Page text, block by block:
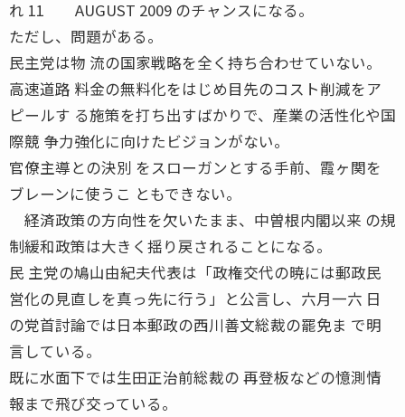
れ 11 AUGUST 2009 のチャンスになる。
ただし、問題がある。
民主党は物 流の国家戦略を全く持ち合わせていない。
高速道路 料金の無料化をはじめ目先のコスト削減をア
ピールす る施策を打ち出すばかりで、産業の活性化や国
際競 争力強化に向けたビジョンがない。
官僚主導との決別 をスローガンとする手前、霞ヶ関を
ブレーンに使うこ ともできない。
経済政策の方向性を欠いたまま、中曽根内閣以来 の規
制緩和政策は大きく揺り戻されることになる。
民 主党の鳩山由紀夫代表は「政権交代の暁には郵政民
営化の見直しを真っ先に行う」と公言し、六月一六 日
の党首討論では日本郵政の西川善文総裁の罷免ま で明
言している。
既に水面下では生田正治前総裁の 再登板などの憶測情
報まで飛び交っている。